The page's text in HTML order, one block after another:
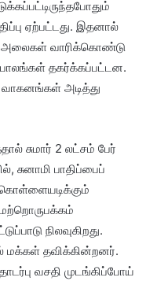
ஏற்பட்டது. இதனால்
அலைகள் வாரிக்கொண்டு
தகர்க்கப்பட்டன.
வாகனங்கள் அடித்து
சுமார் 2 லட்சம் பேர்
சுனாமி பாதிப்பைப்
நிலவுகிறது.
மக்கள் தவிக்கின்றனர்.
வசதி முடங்கிப்போய்